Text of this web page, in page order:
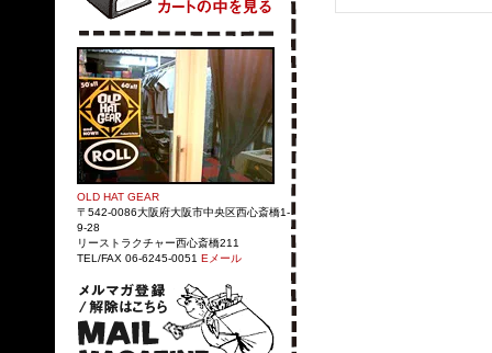
OLD HAT GEAR
〒542-0086大阪府大阪市中央区西心斎橋1-
9-28
リーストラクチャー西心斎橋211
TEL/FAX 06-6245-0051 Eメール